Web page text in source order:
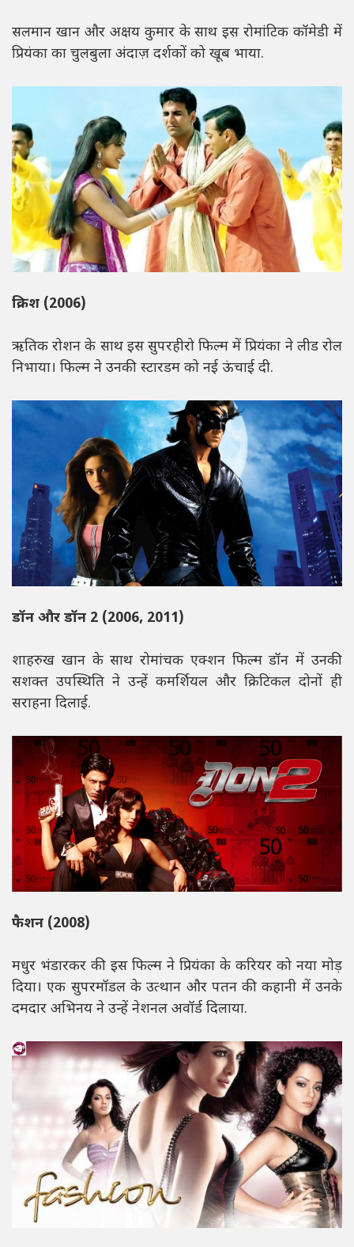
सलमान खान और अक्षय कुमार के साथ इस रोमांटिक कॉमेडी में
प्रियंका का चुलबुला अंदाज़ दर्शकों को खूब भाया.
क्रिश (2006)
ऋतिक रोशन के साथ इस सुपरहीरो फिल्म में प्रियंका ने लीड रोल
निभाया। फिल्म ने उनकी स्टारडम को नई ऊंचाई दी.
डॉन और डॉन 2 (2006, 2011)
शाहरुख खान के साथ रोमांचक एक्शन फिल्म डॉन में उनकी
सशक्त उपस्थिति ने उन्हें कमर्शियल और क्रिटिकल दोनों ही
सराहना दिलाई.
फैशन (2008)
मधुर भंडारकर की इस फिल्म ने प्रियंका के करियर को नया मोड़
दिया। एक सुपरमॉडल के उत्थान और पतन की कहानी में उनके
दमदार अभिनय ने उन्हें नेशनल अवॉर्ड दिलाया.